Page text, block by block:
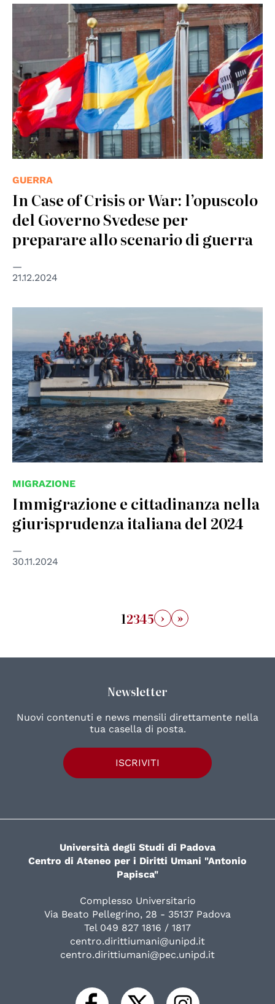
© UN Photo/Loey Felipe
GUERRA
In Case of Crisis or War: l’opuscolo
del Governo Svedese per
preparare allo scenario di guerra
21.12.2024
MIGRAZIONE
Immigrazione e cittadinanza nella
giurisprudenza italiana del 2024
30.11.2024
12345 › »
Newsletter
Nuovi contenuti e news mensili direttamente nella
tua casella di posta.
ISCRIVITI
Università degli Studi di Padova
Centro di Ateneo per i Diritti Umani "Antonio
Papisca"
Complesso Universitario
Via Beato Pellegrino, 28 - 35137 Padova
Tel 049 827 1816 / 1817
centro.dirittiumani@unipd.it
centro.dirittiumani@pec.unipd.it